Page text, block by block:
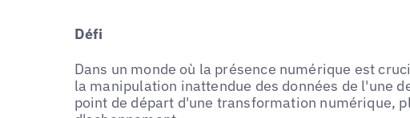
Défi
Dans un monde où la présence numérique est
la manipulation inattendue des données de l'une
point de départ d'une transformation numérique,